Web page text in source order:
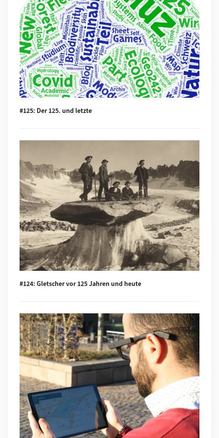
#125: Der 125. und letzte
#124: Gletscher vor 125 Jahren und heute